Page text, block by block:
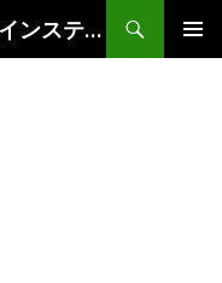
グローバルマクロ・リサーチ・インスティテュート